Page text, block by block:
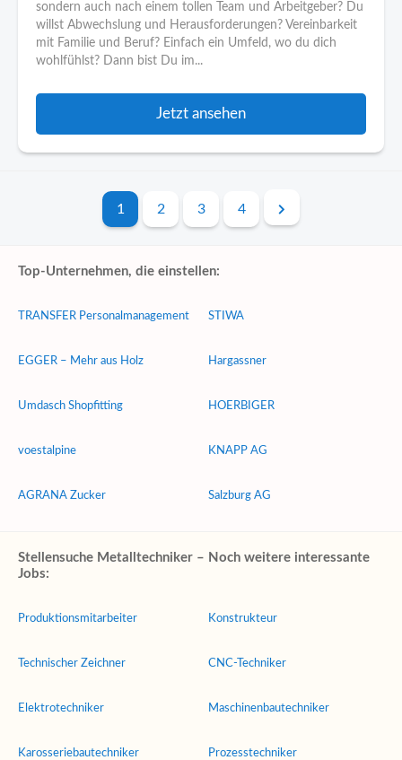
sondern auch nach einem tollen Team und Arbeitgeber? Du
willst Abwechslung und Herausforderungen? Vereinbarkeit
mit Familie und Beruf? Einfach ein Umfeld, wo du dich
wohlfühlst? Dann bist Du im...
Jetzt ansehen
1 2 3 4
Top-Unternehmen, die einstellen:
TRANSFER Personalmanagement
EGGER – Mehr aus Holz
Umdasch Shopfitting
voestalpine
AGRANA Zucker
STIWA
Hargassner
HOERBIGER
KNAPP AG
Salzburg AG
Stellensuche Metalltechniker – Noch weitere interessante
Jobs:
Produktionsmitarbeiter
Technischer Zeichner
Elektrotechniker
Karosseriebautechniker
Konstrukteur
CNC-Techniker
Maschinenbautechniker
Prozesstechniker